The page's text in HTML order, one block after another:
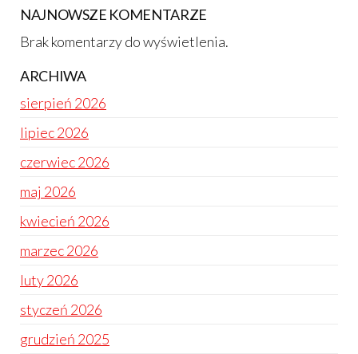
NAJNOWSZE KOMENTARZE
Brak komentarzy do wyświetlenia.
ARCHIWA
sierpień 2026
lipiec 2026
czerwiec 2026
maj 2026
kwiecień 2026
marzec 2026
luty 2026
styczeń 2026
grudzień 2025